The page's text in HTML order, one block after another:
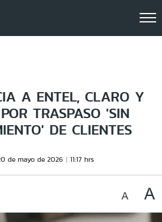
A ENTEL, CLARO Y
TRASPASO 'SIN
DE CLIENTES
de mayo de 2026 11:17 hrs